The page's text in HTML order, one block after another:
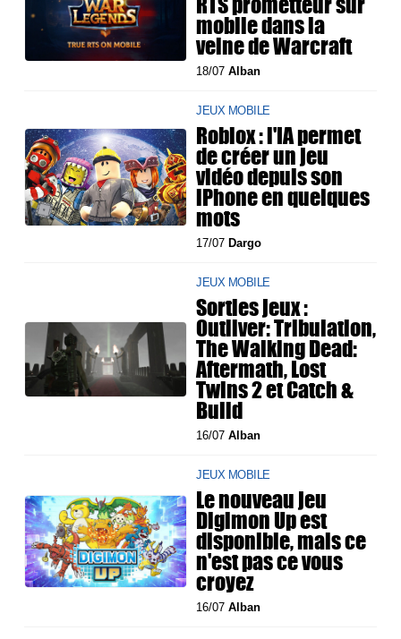
mobile dans la
veine de Warcraft
18/07Alban
JEUX MOBILE
Roblox : l'IA permet
de créer un jeu
vidéo depuis son
iPhone en quelques
mots
17/07 Dargo
JEUX MOBILE
Sorties jeux :
Outliver: Tribulation,
The Walking Dead:
Aftermath, Lost
Twins 2 et Catch &
Build
16/07Alban
JEUX MOBILE
Le nouveau jeu
Digimon Up est
disponible, mais ce
n'est pas ce vous
croyez
16/07Alban